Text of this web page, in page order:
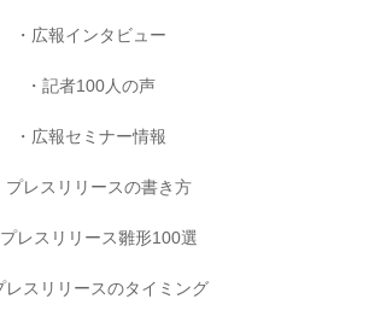
広報インタビュー
記者100人の声
広報セミナー情報
プレスリリースの書き方
プレスリリース雛形100選
レスリリースのタイミング